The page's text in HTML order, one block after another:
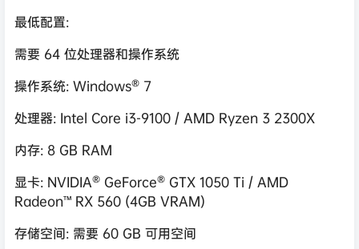
最低配置:
需要 64 位处理器和操作系统
操作系统: Windows® 7
处理器: Intel Core i3-9100 / AMD Ryzen 3 2300X
内存: 8 GB RAM
显卡: NVIDIA® GeForce® GTX 1050 Ti / AMD
Radeon™ RX 560 (4GB VRAM)
存储空间: 需要 60 GB 可用空间